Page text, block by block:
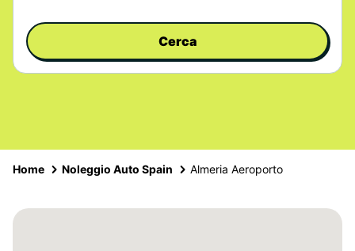
Cerca
Home Noleggio Auto Spain Almeria Aeroporto